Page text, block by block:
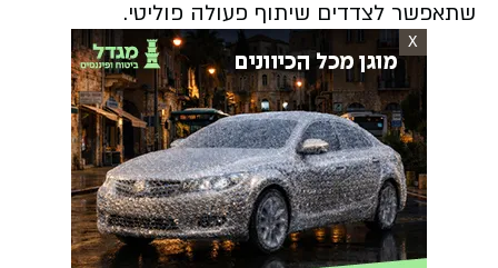
שתאפשר לצדדים שיתוף פעולה פוליטי.
X